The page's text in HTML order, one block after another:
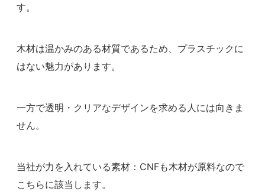
す。
木材は温かみのある材質であるため、プラスチックに
はない魅力があります。
一方で透明・クリアなデザインを求める人には向きま
せん。
当社が力を入れている素材：CNFも木材が原料なので
こちらに該当します。